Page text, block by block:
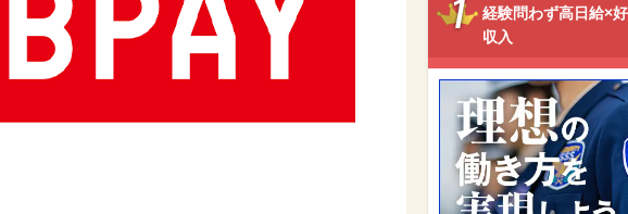
経験問わず高日給×
収入